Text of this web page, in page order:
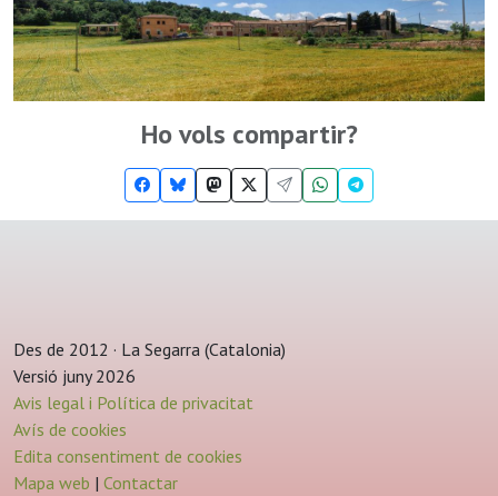
Ho vols compartir?
Des de 2012 · La Segarra (Catalonia)
Versió juny 2026
Avis legal i Política de privacitat
Avís de cookies
Edita consentiment de cookies
Mapa web | Contactar